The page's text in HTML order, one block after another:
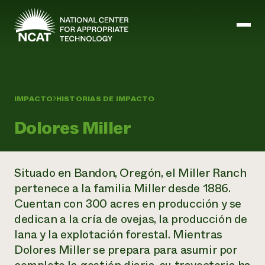
Ir al contenido principal
Misión y visión
ATTRA
Liderazgo
Personal
Regiones
Consejo de Administración
Carreras profesionales
Abundante Ogallala
Biochar Policy Project
Pastoreo regenerativo
Tierra para el agua
Programa de transición a la asociación orgánica
Programa de mejora de la calidad de la lana
Gestión empresarial y de riesgos
Cultivos
Energía, herramientas y equipos agrícolas
Métodos agrícolas y ganaderos
Ganadería
Marketing
Agricultura y ganadería ecológicas
Formación "Armed to Farm
Calendario de actos
IMPACTO HISTORIAS DE IMPACTO
Dolores Miller
Situado en Bandon, Oregón, el Miller Ranch
pertenece a la familia Miller desde 1886.
Cuentan con 300 acres en producción y se
dedican a la cría de ovejas, la producción de
lana y la explotación forestal. Mientras
Dolores Miller se prepara para asumir por